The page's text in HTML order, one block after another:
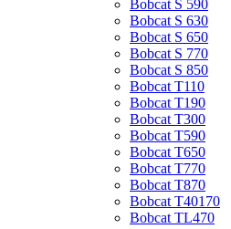
Bobcat S 590
Bobcat S 630
Bobcat S 650
Bobcat S 770
Bobcat S 850
Bobcat T110
Bobcat T190
Bobcat T300
Bobcat T590
Bobcat T650
Bobcat T770
Bobcat T870
Bobcat T40170
Bobcat TL470